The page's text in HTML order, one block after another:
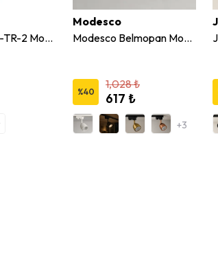
Braytron Beta-TR-2 Monofaze Soketli Ray Spot
Modesco
Modesco Belmopan Monofaze Soketli Yuvarlak Ray Spot
%40
1,028 ₺
617 ₺
+3